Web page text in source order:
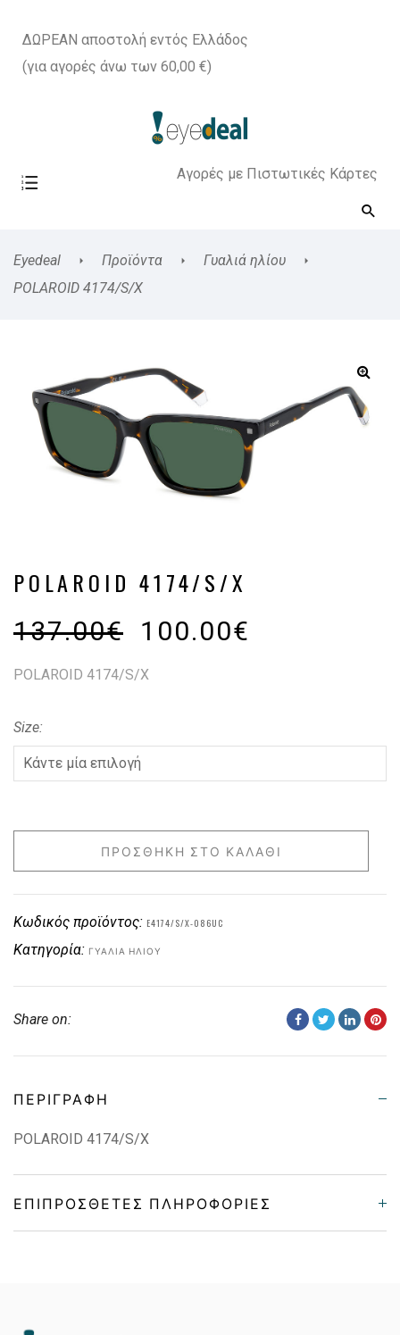
ΔΩΡΕΑΝ αποστολή εντός Ελλάδος
(για αγορές άνω των 60,00 €)
Αγορές με Πιστωτικές Κάρτες
Eyedeal Προϊόντα
Γυαλιά ηλίου
POLAROID 4174/S/X
POLAROID 4174/S/X
137.00€ 100.00€
POLAROID 4174/S/X
Size
ΠΡΟΣΘΉΚΗ ΣΤΟ ΚΑΛΆΘΙ
Κωδικός προϊόντος: E4174/S/X-086UC
Κατηγορία: ΓΥΑΛΙΆ ΗΛΊΟΥ
Share on:
ΠΕΡΙΓΡΑΦΉ
POLAROID 4174/S/X
ΕΠΙΠΡΌΣΘΕΤΕΣ ΠΛΗΡΟΦΟΡΊΕΣ